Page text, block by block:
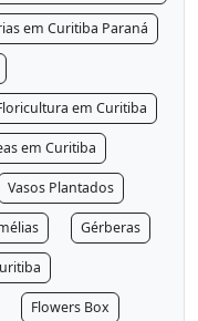
em Curitiba Paraná
em Curitiba
em Curitiba
Vasos Plantados
Gérberas
Flowers Box